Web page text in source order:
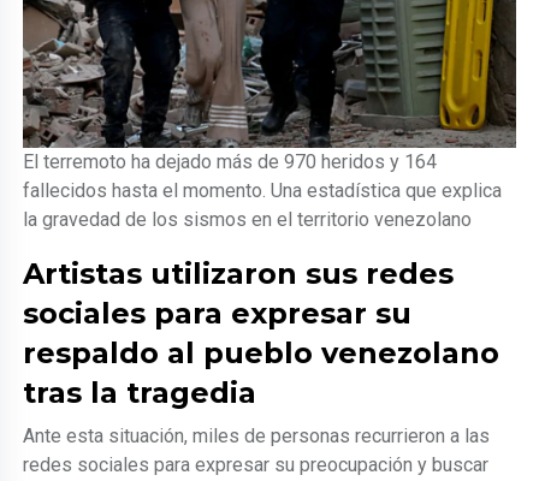
El terremoto ha dejado más de 970 heridos y 164
fallecidos hasta el momento. Una estadística que explica
la gravedad de los sismos en el territorio venezolano
Artistas utilizaron sus redes
sociales para expresar su
respaldo al pueblo venezolano
tras la tragedia
Ante esta situación, miles de personas recurrieron a las
redes sociales para expresar su preocupación y buscar